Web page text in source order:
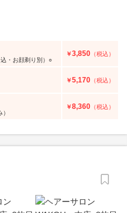
・お顔剃り別）○
￥3,850 （税込）
￥5,170 （税込）
￥8,360 （税込）